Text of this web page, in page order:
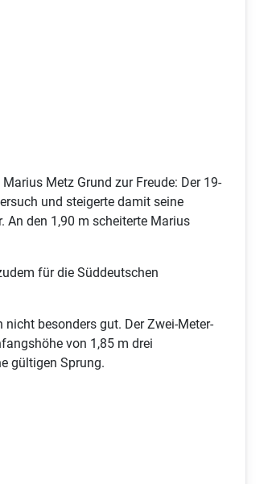
Metz Grund zur Freude: Der 19-
und steigerte damit seine
An den 1,90 m scheiterte Marius
für die Süddeutschen
besonders gut. Der Zwei-Meter-
von 1,85 m drei
gültigen Sprung.